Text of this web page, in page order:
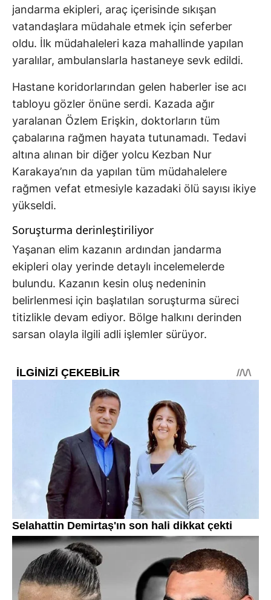
jandarma ekipleri, araç içerisinde sıkışan
vatandaşlara müdahale etmek için seferber
oldu. İlk müdahaleleri kaza mahallinde yapılan
yaralılar, ambulanslarla hastaneye sevk edildi.
Hastane koridorlarından gelen haberler ise acı
tabloyu gözler önüne serdi. Kazada ağır
yaralanan Özlem Erişkin, doktorların tüm
çabalarına rağmen hayata tutunamadı. Tedavi
altına alınan bir diğer yolcu Kezban Nur
Karakaya’nın da yapılan tüm müdahalelere
rağmen vefat etmesiyle kazadaki ölü sayısı ikiye
yükseldi.
Soruşturma derinleştiriliyor
Yaşanan elim kazanın ardından jandarma
ekipleri olay yerinde detaylı incelemelerde
bulundu. Kazanın kesin oluş nedeninin
belirlenmesi için başlatılan soruşturma süreci
titizlikle devam ediyor. Bölge halkını derinden
sarsan olayla ilgili adli işlemler sürüyor.